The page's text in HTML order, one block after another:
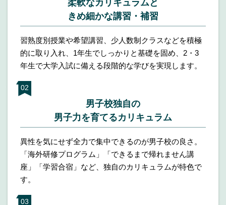
柔軟なカリキュラムと
きめ細かな講習・補習
習熟度別授業や希望講習、少人数制クラスなどを積極
的に取り入れ、1年生でしっかりと基礎を固め、2・3
年生で大学入試に備える段階的な学びを実現します。
男子校独自の
男子力を育てるカリキュラム
異性を気にせず全力で集中できるのが男子校の良さ。
「海外研修プログラム」「できるまで帰れません講
座」「学習合宿」など、独自のカリキュラムが特色で
す。